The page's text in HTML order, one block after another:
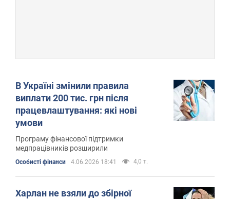
В Україні змінили правила
виплати 200 тис. грн після
працевлаштування: які нові
умови
Програму фінансової підтримки
медпрацівників розширили
Особисті фінанси 4.06.2026 18:41 4,0 т.
Харлан не взяли до збірної